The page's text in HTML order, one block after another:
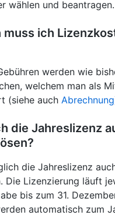
wählen und beantragen.
muss ich
werden wie
welchem man als
(siehe auch Abrechnung
die Jahreslizenz
die Jahreslizenz
Die Lizenzierung läuft
bis zum 31.
automatisch zum